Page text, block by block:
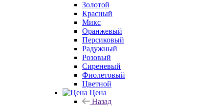
Золотой
Красный
Микс
Оранжевый
Персиковый
Радужный
Розовый
Сиреневый
Фиолетовый
Цветной
Цена
Назад